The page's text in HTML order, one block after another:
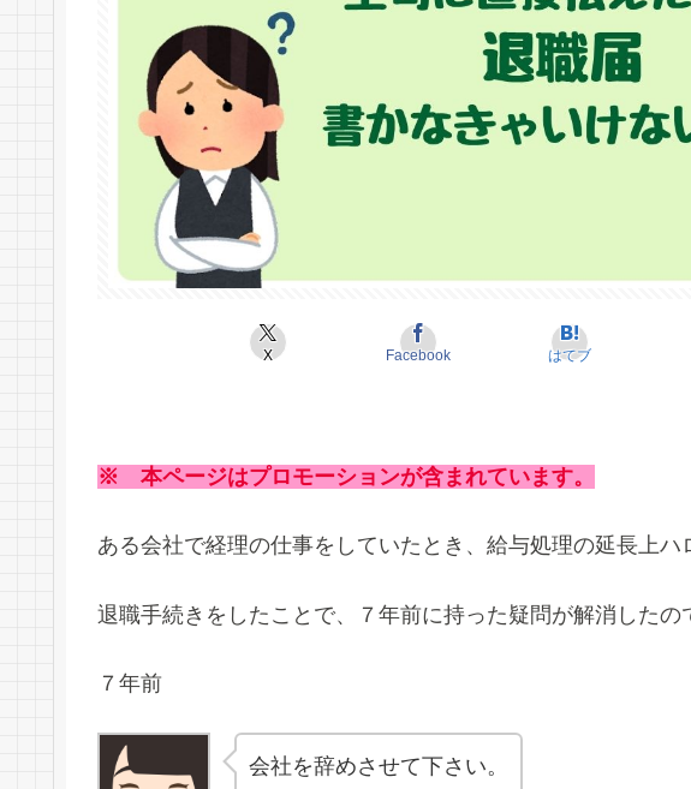
X Facebook はてブ
※ 本ページはプロモーションが含まれています。
ある会社で経理の仕事をしていたとき、給与処理の延長上ハ
退職手続きをしたことで、７年前に持った疑問が解消したの
７年前
会社を辞めさせて下さい。